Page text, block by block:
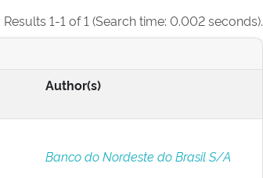
Results 1-1 of 1 (Search time: 0.002 seconds).
Author(s)
Banco do Nordeste do Brasil S/A